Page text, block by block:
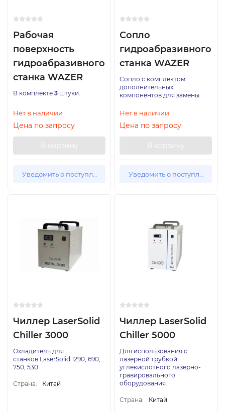
Рабочая
поверхность
гидроабразивного
станка WAZER
В комплекте 3 штуки.
Нет в наличии
Цена по запросу
В корзину
Уведомить о поступлении
Сопло
гидроабразивного
станка WAZER
Сопло с комплектом
дополнительных
компонентов для замены.
Нет в наличии
Цена по запросу
В корзину
Уведомить о поступлении
Чиллер LaserSolid
Chiller 3000
Охладитель для
станков LaserSolid 1290, 690,
750, 530.
Страна: Китай
Чиллер LaserSolid
Chiller 5000
Для использования с
лазерной трубкой
углекислотного лазерно-
гравировального
оборудования.
Страна: Китай